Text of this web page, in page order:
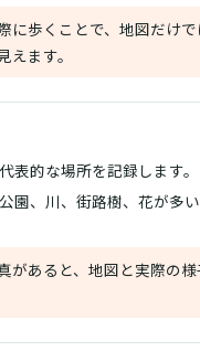
に歩くことで、地図だけ
えます。
代表的な場所を記録します。
公園、川、街路樹、花が多
があると、地図と実際の